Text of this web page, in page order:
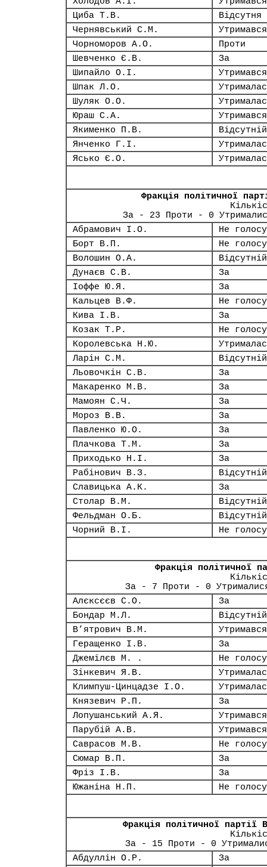
Циба Т.В.
Відсутня
Чернявський С.М.
Утримався
Чорноморов А.О.
Проти
Шевченко Є.В.
За
Шипайло О.І.
Утримався
Шпак Л.О.
Шуляк О.О.
Юраш С.А.
Утримався
Якименко П.В.
Відсутній
Янченко Г.І.
Ясько Є.О.
Фракція політичної
За - 23 Проти - 0
Абрамович І.О.
Не
Борт В.П.
Не
Волошин О.А.
Відсутній
Дунаєв С.В.
За
Іоффе Ю.Я.
За
Кальцев В.Ф.
Не
Кива І.В.
За
Козак Т.Р.
Не
Королевська Н.Ю.
Ларін С.М.
Відсутній
Льовочкін С.В.
За
Макаренко М.В.
За
Мамоян С.Ч.
За
Мороз В.В.
За
Павленко Ю.О.
За
Плачкова Т.М.
За
Приходько Н.І.
За
Рабінович В.З.
Відсутній
Славицька А.К.
За
Столар В.М.
Відсутній
Фельдман О.Б.
Відсутній
Чорний В.І.
Не
Фракція політичної
За - 7 Проти - 0
Алєксєєв С.О.
За
Бондар М.Л.
Відсутній
В’ятрович В.М.
Утримався
Геращенко І.В.
За
Джемілєв М. .
Не
Зінкевич Я.В.
Климпуш-Цинцадзе І.О.
Князевич Р.П.
За
Лопушанський А.Я.
Утримався
Парубій А.В.
Утримався
Саврасов М.В.
Не
Сюмар В.П.
За
Фріз І.В.
За
Южаніна Н.П.
Не
Фракція політичної партії
За - 15 Проти - 0
Абдуллін О.Р.
За